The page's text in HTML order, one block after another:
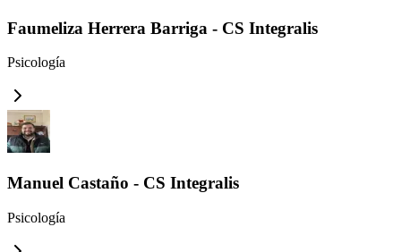
Faumeliza Herrera Barriga - CS Integralis
Psicología
Manuel Castaño - CS Integralis
Psicología